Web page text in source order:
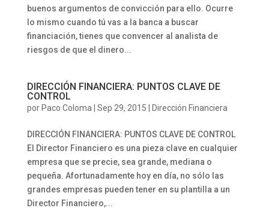
buenos argumentos de convicción para ello. Ocurre
lo mismo cuando tú vas a la banca a buscar
financiación, tienes que convencer al analista de
riesgos de que el dinero...
DIRECCIÓN FINANCIERA: PUNTOS CLAVE DE
CONTROL
por Paco Coloma Sep 29, 2015 Dirección Financiera
DIRECCIÓN FINANCIERA: PUNTOS CLAVE DE CONTROL
El Director Financiero es una pieza clave en cualquier
empresa que se precie, sea grande, mediana o
pequeña. Afortunadamente hoy en día, no sólo las
grandes empresas pueden tener en su plantilla a un
Director Financiero,...